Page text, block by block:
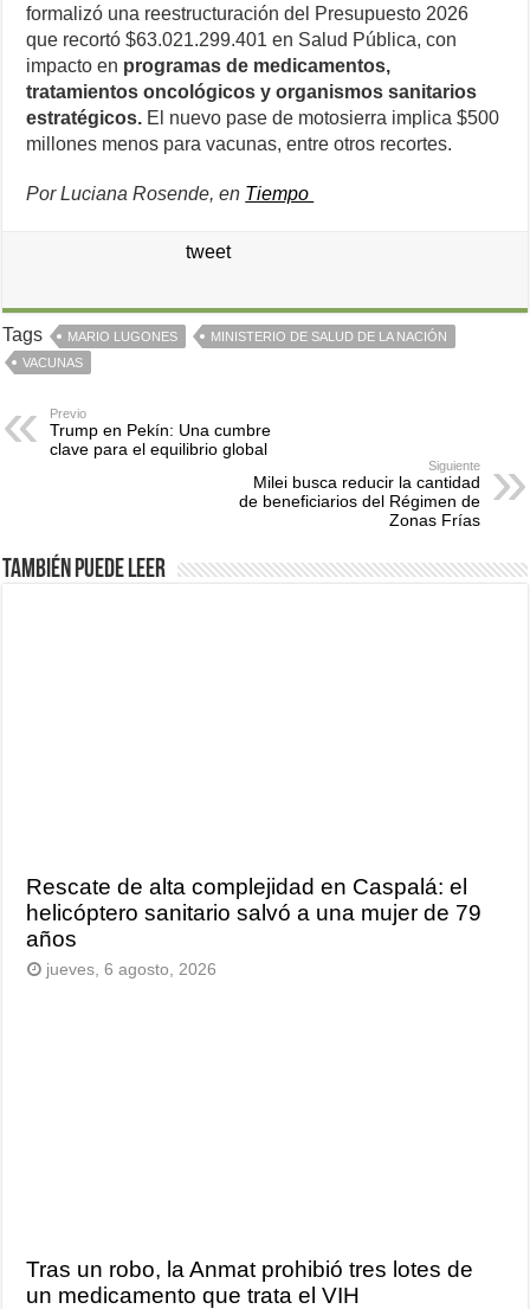
formalizó una reestructuración del Presupuesto 2026
que recortó $63.021.299.401 en Salud Pública, con
impacto en programas de medicamentos,
tratamientos oncológicos y organismos sanitarios
estratégicos. El nuevo pase de motosierra implica $500
millones menos para vacunas, entre otros recortes.
Por Luciana Rosende, en Tiempo
tweet
Tags MARIO LUGONES
MINISTERIO DE SALUD DE LA NACIÓN
VACUNAS
Previo
Trump en Pekín: Una cumbre
clave para el equilibrio global
Siguiente
Milei busca reducir la cantidad
de beneficiarios del Régimen de
Zonas Frías
También puede leer
Rescate de alta complejidad en Caspalá: el
helicóptero sanitario salvó a una mujer de 79
años
jueves, 6 agosto, 2026
Tras un robo, la Anmat prohibió tres lotes de
un medicamento que trata el VIH